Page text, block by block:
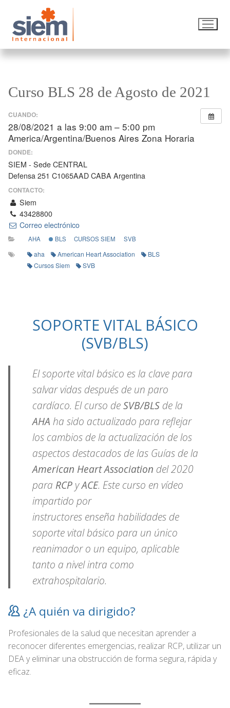
Curso BLS 28 de Agosto de 2021
CUANDO:
28/08/2021 a las 9:00 am – 5:00 pm
America/Argentina/Buenos Aires Zona Horaria
DONDE:
SIEM - Sede CENTRAL
Defensa 251 C1065AAD CABA Argentina
CONTACTO:
Siem
43428800
Correo electrónico
AHA BLS CURSOS SIEM SVB
aha American Heart Association
BLS
Cursos Siem
SVB
SOPORTE VITAL BÁSICO
(SVB/BLS)
El soporte vital básico es la clave para
salvar vidas después de un paro
cardíaco. El curso deSVB/BLS de la
AHA ha sido actualizado para reflejar
los cambios de la actualización de los
aspectos destacados de las Guías de la
American Heart Association del 2020
para RCP yACE. Este curso en vídeo
impartido por
instructores enseña habilidades de
soporte vital básico para un único
reanimador o un equipo, aplicable
tanto a nivel intra como
extrahospitalario.
¿A quién va dirigido?
Profesionales de la salud que necesitan aprender a
reconocer diferentes emergencias, realizar RCP, utilizar un
DEA y eliminar una obstrucción de forma segura, rápida y
eficaz.